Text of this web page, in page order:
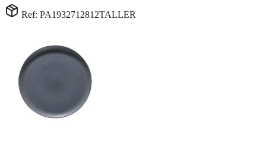
Ref: PA1932712812TALLER